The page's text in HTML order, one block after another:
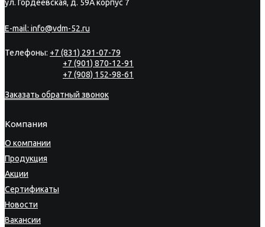
ул. Гордеевская, д. 59А корпус 7
E-mail: info@vdm-52.ru
Телефоны: +7 (831) 291-07-79
+7 (901) 870-12-91
+7 (908) 152-98-61
Заказать обратный звонок
Компания
О компании
Продукция
Акции
Сертификаты
Новости
Вакансии